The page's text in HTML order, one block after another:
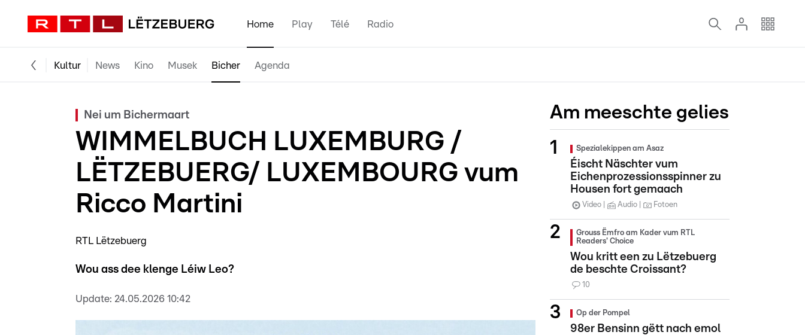
Home Play Télé Radio
Kultur News Kino Musek Bicher Agenda
Nei um Bichermaart
WIMMELBUCH LUXEMBURG /
LËTZEBUERG/ LUXEMBOURG vum
Ricco Martini
RTL Lëtzebuerg
Wou ass dee klenge Léiw Leo?
Update: 24.05.2026 10:42
Am meeschte gelies
Spezialekippen am Asaz
Éischt Näschter vum
Eichenprozessionsspinner zu
Housen fort gemaach
Video Audio Fotoen
Grouss Ëmfro am Kader vum RTL
Readers' Choice
Wou kritt een zu Lëtzebuerg
de beschte Croissant?
10
Op der Pompel
98er Bensinn gëtt nach emol